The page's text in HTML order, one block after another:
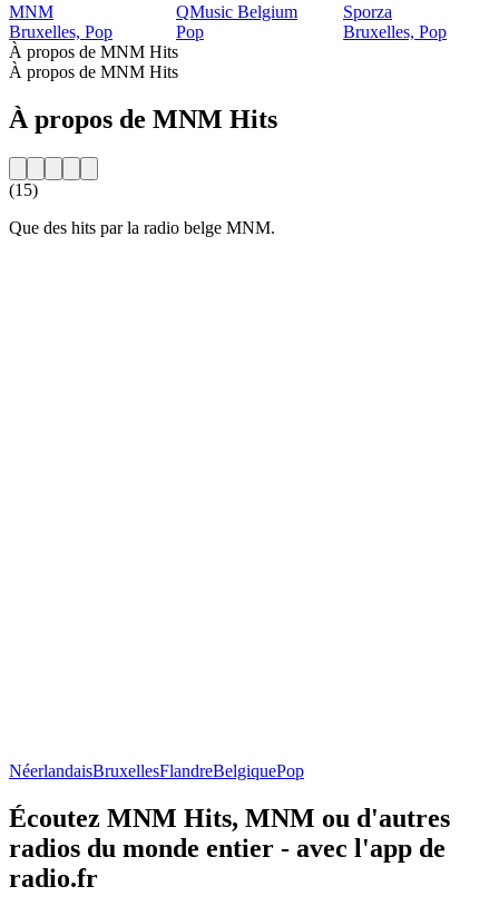
MNM
Bruxelles, Pop
QMusic Belgium
Pop
Sporza
Bruxelles, Pop
À propos de MNM Hits
À propos de MNM Hits
À propos de MNM Hits
(15)
Que des hits par la radio belge MNM.
NéerlandaisBruxellesFlandreBelgiquePop
Écoutez MNM Hits, MNM ou d'autres
radios du monde entier - avec l'app de
radio.fr